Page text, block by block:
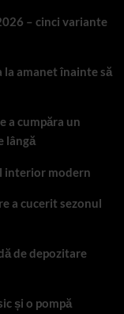
– cinci variante
la amanet înainte să
a cumpăra un
lângă
interior modern
a cucerit sezonul
de depozitare
și o pompă